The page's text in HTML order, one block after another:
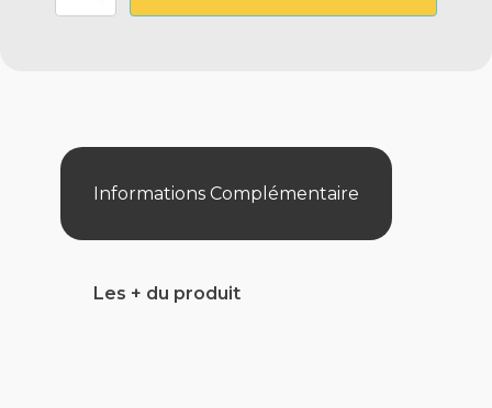
Informations Complémentaire
Les + du produit